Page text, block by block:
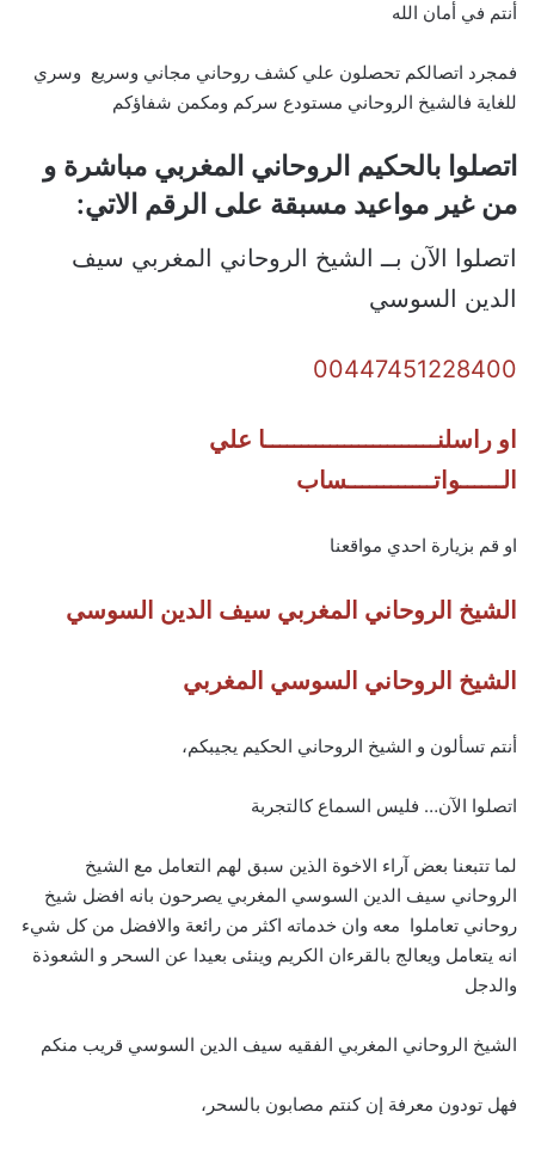
أنتم في أمان الله
فمجرد اتصالكم تحصلون علي كشف روحاني مجاني وسريع وسري
للغاية فالشيخ الروحاني مستودع سركم ومكمن شفاؤكم
اتصلوا بالحكيم الروحاني المغربي مباشرة و
من غير مواعيد مسبقة على الرقم الاتي:
اتصلوا الآن بــ الشيخ الروحاني المغربي سيف
الدين السوسي
00447451228400
او راسلنــــــــــــــــــــــــا علي
الــــــواتــــــــــــساب
او قم بزيارة احدي مواقعنا
الشيخ الروحاني المغربي سيف الدين السوسي
الشيخ الروحاني السوسي المغربي
أنتم تسألون و الشيخ الروحاني الحكيم يجيبكم،
اتصلوا الآن… فليس السماع كالتجربة
لما تتبعنا بعض آراء الاخوة الذين سبق لهم التعامل مع الشيخ
الروحاني سيف الدين السوسي المغربي يصرحون بانه افضل شيخ
روحاني تعاملوا معه وان خدماته اكثر من رائعة والافضل من كل شيء
انه يتعامل ويعالج بالقرءان الكريم وينئى بعيدا عن السحر و الشعوذة
والدجل
الشيخ الروحاني المغربي الفقيه سيف الدين السوسي قريب منكم
فهل تودون معرفة إن كنتم مصابون بالسحر،